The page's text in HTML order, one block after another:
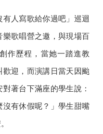
人寫歌給你過吧」巡迴
歌唱營之邀，與現場百
作歷程，當她一踏進教
迎，而演講日當天因颱
著台下滿座的學生說：
沒有休假呢？」學生甜嘴